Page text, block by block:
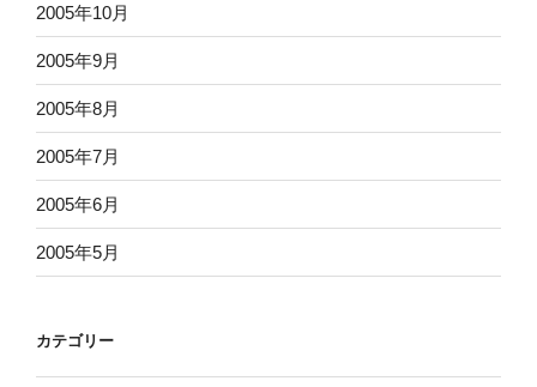
2005年10月
2005年9月
2005年8月
2005年7月
2005年6月
2005年5月
カテゴリー